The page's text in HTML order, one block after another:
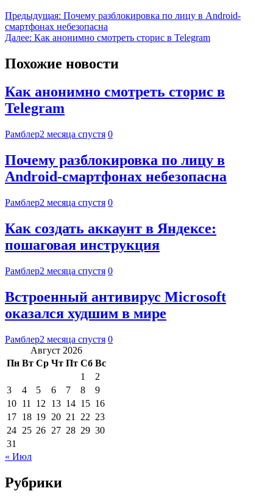
Предыдущая: Почему разблокировка по лицу в Android-
смартфонах небезопасна
Далее: Как анонимно смотреть сторис в Telegram
Похожие новости
Как анонимно смотреть сторис в
Telegram
Рамблер2 месяца спустя 0
Почему разблокировка по лицу в
Android-смартфонах небезопасна
Рамблер2 месяца спустя 0
Как создать аккаунт в Яндексе:
пошаговая инструкция
Рамблер2 месяца спустя 0
Встроенный антивирус Microsoft
оказался худшим в мире
Рамблер2 месяца спустя 0
Август 2026
Пн Вт Ср Чт Пт Сб Вс
1
2
3
4 5 6 7 8
9
10 11 12 13 14 15 16
17 18 19 20 21 22 23
24 25 26 27 28 29 30
31
« Июл
Рубрики